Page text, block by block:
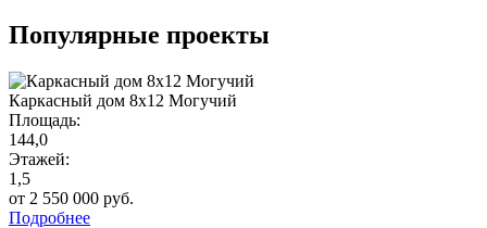
Популярные проекты
Каркасный дом 8х12 Могучий
Площадь:
144,0
Этажей:
1,5
от 2 550 000 руб.
Подробнее